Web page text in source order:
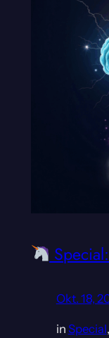
Okt. 18,
in Special,